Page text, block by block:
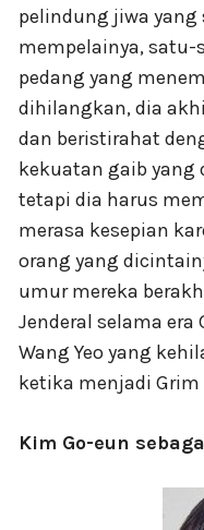
pelindung jiwa yang
mempelainya, satu-
pedang yang
dihilangkan, dia
dan beristirahat
kekuatan gaib yang
tetapi dia harus
merasa kesepian
orang yang
umur mereka
Jenderal selama era
Wang Yeo yang
ketika menjadi Grim
Kim Go-eun